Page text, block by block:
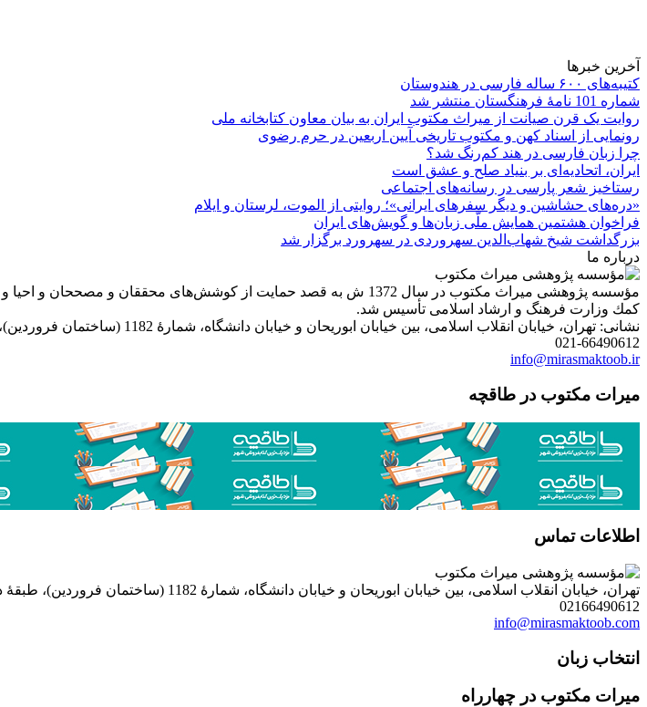
آخرین خبرها
کتیبه‌های ۶۰۰ ساله فارسی در هندوستان
شماره 101 نامۀ فرهنگستان منتشر شد
روایت یک قرن صیانت از میراث مکتوب ایران به بیان معاون کتابخانه ملی
رونمایی از اسناد کهن و مکتوب تاریخی آیین اربعین در حرم رضوی
چرا زبان فارسی در هند کم‌رنگ شد؟
ایران، اتحادیه‌ای بر بنیاد صلح و عشق است
رستاخیز شعر پارسی در رسانه‌های اجتماعی
«دره‌های حشاشین و دیگر سفرهای ایرانی»؛ روایتی از الموت، لرستان و ایلام
فراخوان هشتمین همایش ملّی زبان‌ها و گویش‌های ایران
بزرگداشت شیخ شهاب‌الدین سهروردی در سهرورد برگزار شد
درباره ما
مؤسسه پژوهشی میراث مكتوب در سال 1372 ش به قصد حمایت از كوشش‌های
كمك وزارت فرهنگ و ارشاد اسلامی تأسیس شد.
نشانی: تهران، خیابان انقلاب اسلامی، بین خیابان ابوریحان و خیابان دانشگاه، شمارۀ 1182 (ساختمان فروردین)، طبقۀ دوم
021-66490612
info@mirasmaktoob.ir
میرات مکتوب در طاقچه
اطلاعات تماس
تهران، خیابان انقلاب اسلامی، بین خیابان ابوریحان و خیابان دانشگاه، شمارۀ 1182 (ساختمان فروردین)، طبقۀ دوم، واحد 8 ، روابط عمومی مؤسسه پژوهی میراث مکتوب؛ صندوق پستی: 569-13185
02166490612
info@mirasmaktoob.com
انتخاب زبان
میرات مکتوب در چهارراه